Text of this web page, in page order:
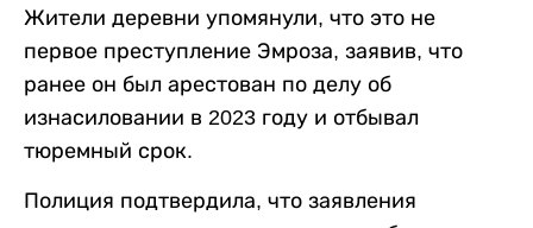
Жители деревни упомянули, что это не
первое преступление Эмроза, заявив, что
ранее он был арестован по делу об
изнасиловании в 2023 году и отбывал
тюремный срок.
Полиция подтвердила, что заявления